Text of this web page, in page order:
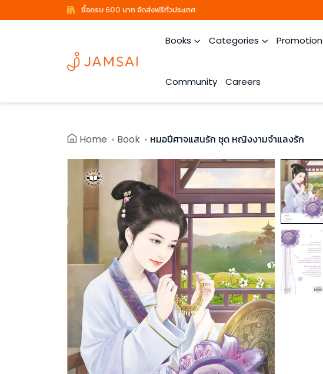
ซื้อครบ 600 บาท จัดส่งฟรีทั่วประเทศ
Books Categories Promotion
Community Careers
Home Book หมอปีศาจแสนรัก ชุด หญิงงามจำแลงรัก